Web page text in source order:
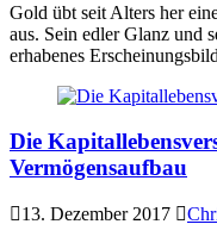
Gold übt seit Alters her
aus. Sein edler Glanz und
erhabenes
Die
Vermögensaufbau
13. Dezember 2017